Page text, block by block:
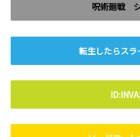
呪術廻戦
転生したらス